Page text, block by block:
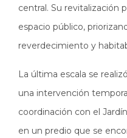
central. Su revitalización
espacio público,
reverdecimiento y
La última escala se
una intervención
coordinación con el
en un predio que se